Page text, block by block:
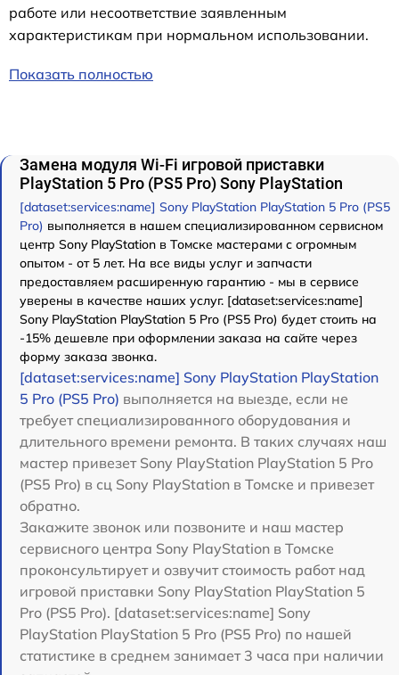
работе или несоответствие заявленным
характеристикам при нормальном использовании.
Показать полностью
Замена модуля Wi-Fi игровой приставки
PlayStation 5 Pro (PS5 Pro) Sony PlayStation
[dataset:services:name] Sony PlayStation PlayStation 5 Pro (PS5
Pro) выполняется в нашем специализированном сервисном
центр Sony PlayStation в Томске мастерами с огромным
опытом - от 5 лет. На все виды услуг и запчасти
предоставляем расширенную гарантию - мы в сервисе
уверены в качестве наших услуг. [dataset:services:name]
Sony PlayStation PlayStation 5 Pro (PS5 Pro) будет стоить на
-15% дешевле при оформлении заказа на сайте через
форму заказа звонка.
[dataset:services:name] Sony PlayStation PlayStation
5 Pro (PS5 Pro) выполняется на выезде, если не
требует специализированного оборудования и
длительного времени ремонта. В таких случаях наш
мастер привезет Sony PlayStation PlayStation 5 Pro
(PS5 Pro) в сц Sony PlayStation в Томске и привезет
обратно.
Закажите звонок или позвоните и наш мастер
сервисного центра Sony PlayStation в Томске
проконсультирует и озвучит стоимость работ над
игровой приставки Sony PlayStation PlayStation 5
Pro (PS5 Pro). [dataset:services:name] Sony
PlayStation PlayStation 5 Pro (PS5 Pro) по нашей
статистике в среднем занимает 3 часа при наличии